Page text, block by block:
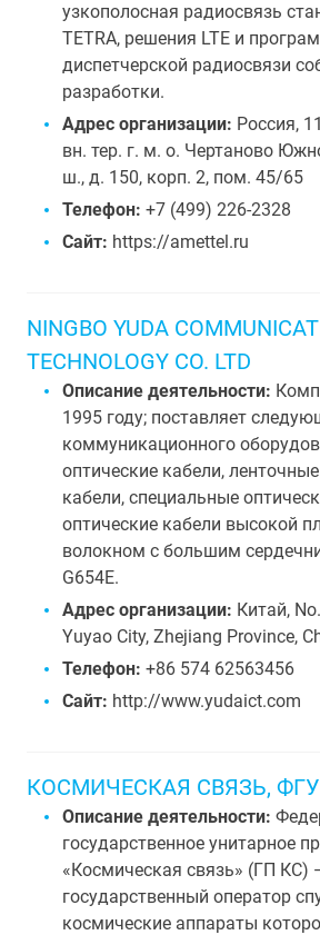
узкополосная радиосвязь
TETRA, решения LTE и
диспетчерской радиосвязи
разработки.
Адрес организации: Россия,
вн. тер. г. м. о. Чертаново
ш., д. 150, корп. 2, пом. 45/65
Телефон: +7 (499) 226-2328
Сайт: https://amettel.ru
NINGBO YUDA
TECHNOLOGY CO. LTD
Описание деятельности:
1995 году; поставляет
коммуникационного
оптические кабели,
кабели, специальные
оптические кабели высокой
волокном с большим
G654E.
Адрес организации: Китай,
Yuyao City, Zhejiang Province,
Телефон: +86 574 62563456
Сайт: http://www.yudaict.com
КОСМИЧЕСКАЯ СВЯЗЬ,
Описание деятельности:
государственное унитарное
«Космическая связь» (ГП КС)
государственный оператор
космические аппараты